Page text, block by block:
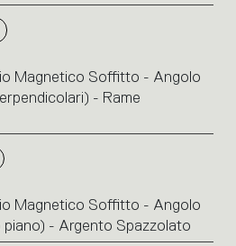
Magnetico Soffitto - Angolo
- Rame
Magnetico Soffitto - Angolo
piano) - Argento Spazzolato